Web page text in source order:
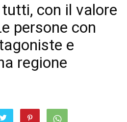
con il valore
persone con
e
regione